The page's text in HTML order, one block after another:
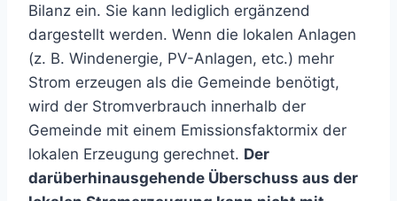
Bilanz ein. Sie kann lediglich ergänzend
dargestellt werden. Wenn die lokalen Anlagen
(z. B. Windenergie, PV-Anlagen, etc.) mehr
Strom erzeugen als die Gemeinde benötigt,
wird der Stromverbrauch innerhalb der
Gemeinde mit einem Emissionsfaktormix der
lokalen Erzeugung gerechnet. Der
darüberhinausgehende Überschuss aus der